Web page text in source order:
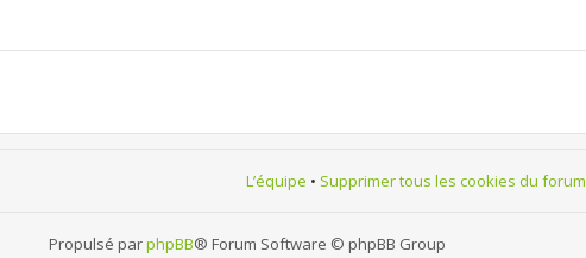
L’équipe • Supprimer tous les cookies du forum
Propulsé parphpBB® Forum Software © phpBB Group